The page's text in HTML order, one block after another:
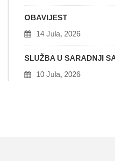
OBAVIJEST
14 Jula, 2026
SLUŽBA U SARADNJI
10 Jula, 2026